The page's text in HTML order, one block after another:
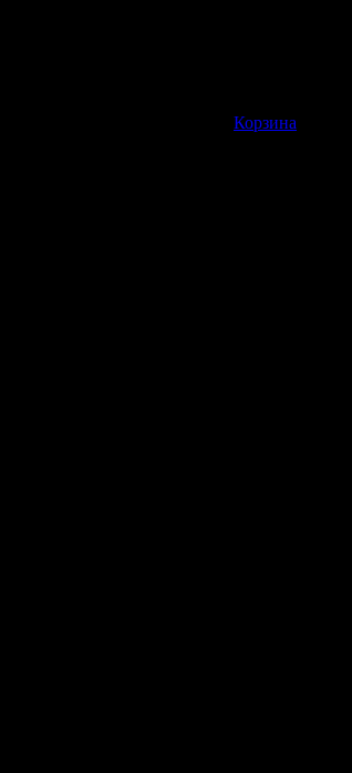
Корзина